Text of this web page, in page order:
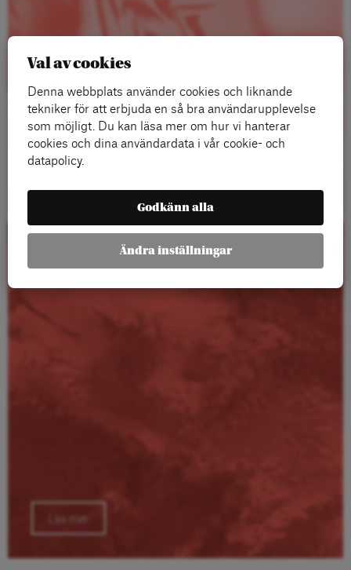
Kalender
Läs mer
Val av cookies
Denna webbplats använder cookies och liknande
tekniker för att erbjuda en så bra användarupplevelse
som möjligt. Du kan läsa mer om hur vi hanterar
cookies och dina användardata i vår cookie- och
datapolicy.
Godkänn alla
Ändra inställningar